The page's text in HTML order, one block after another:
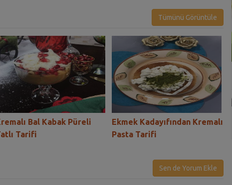
Tümünü Görüntüle
Bal Kabak Püreli
Tarifi
Ekmek Kadayıfından Kremalı
Pasta Tarifi
Sen de Yorum Ekle